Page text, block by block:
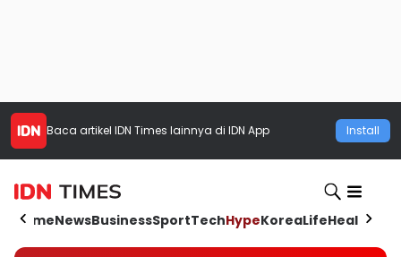
Baca artikel IDN Times lainnya di IDN App Install
HomeNewsBusinessSportTechHypeKoreaLifeHealth